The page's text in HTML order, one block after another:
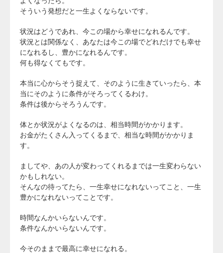
そういう発想だと一生よくならないです。
状況はどうであれ、今この場から幸せになれるんです。
状況とは関係なく、あなたは今この場でどれだけでも幸せ
になれるし、豊かになれるんです。
何も得なくてもです。
本当に心からそう捉えて、そのように生きていったら、本
当にそのように条件がそろってくるわけ。
条件は後からそろうんです。
体とか状況がよくなるのは、相当時間がかかります。
お金がたくさん入ってくるまで、相当な時間がかかりま
す。
ましてや、あの人が変わってくれるまでは一生変わらない
かもしれない。
そんなの待ってたら、一生幸せになれないってこと、一生
豊かになれないってことです。
時間なんかいらないんです。
条件なんかいらないんです。
今そのままで最高に幸せになれる。